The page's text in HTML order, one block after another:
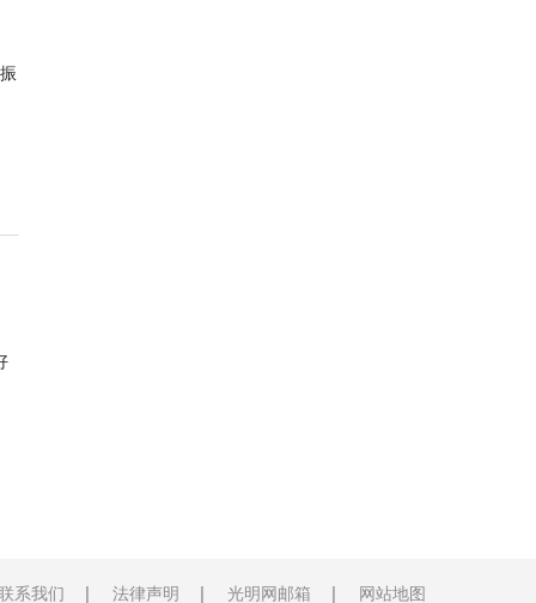
系我们 法律声明 光明网邮箱 网站地图